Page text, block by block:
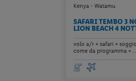
Kenya - Watamu
SAFARI TEMBO 3
LION BEACH 4
volo a/r + safari +
come da programma + ...